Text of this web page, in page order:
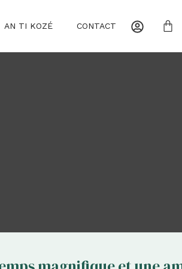
AN TI KOZÉ CONTACT